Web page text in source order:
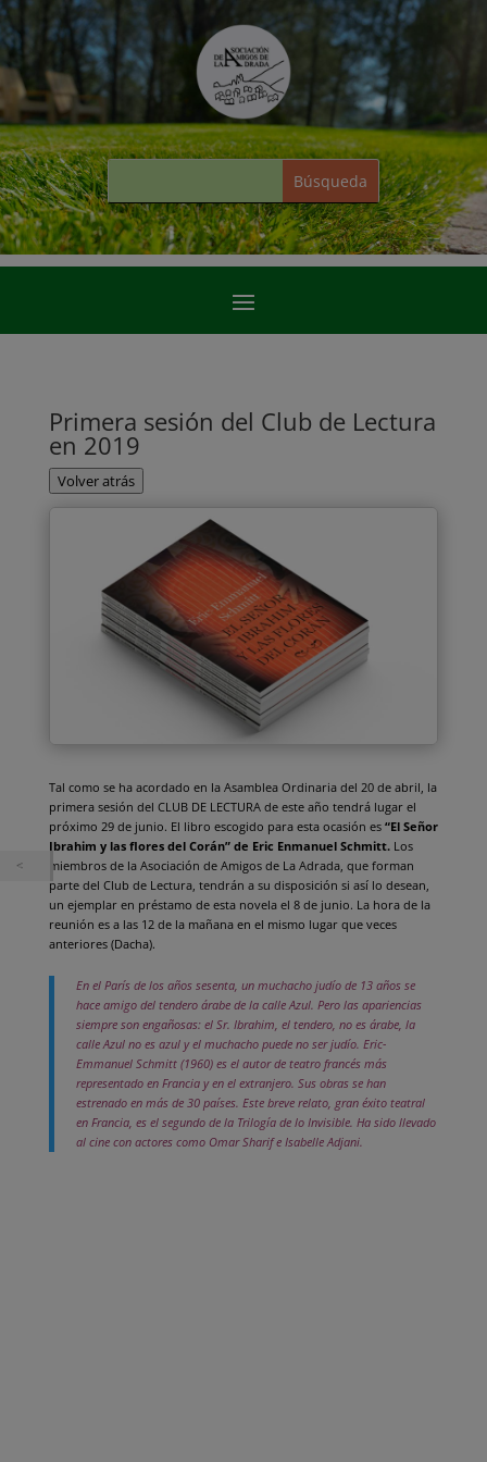
Primera sesión del Club de Lectura
en 2019
Volver atrás
Tal como se ha acordado en la Asamblea Ordinaria del 20 de abril, la
primera sesión del CLUB DE LECTURA de este año tendrá lugar el
próximo 29 de junio. El libro escogido para esta ocasión es “El Señor
Ibrahim y las flores del Corán” de Eric Enmanuel Schmitt. Los
miembros de la Asociación de Amigos de La Adrada, que forman
parte del Club de Lectura, tendrán a su disposición si así lo desean,
un ejemplar en préstamo de esta novela el 8 de junio. La hora de la
reunión es a las 12 de la mañana en el mismo lugar que veces
anteriores (Dacha).
En el París de los años sesenta, un muchacho judío de 13 años se
hace amigo del tendero árabe de la calle Azul. Pero las apariencias
siempre son engañosas: el Sr. Ibrahim, el tendero, no es árabe, la
calle Azul no es azul y el muchacho puede no ser judío. Eric-
Emmanuel Schmitt (1960) es el autor de teatro francés más
representado en Francia y en el extranjero. Sus obras se han
estrenado en más de 30 países. Este breve relato, gran éxito teatral
en Francia, es el segundo de la Trilogía de lo Invisible. Ha sido llevado
al cine con actores como Omar Sharif e Isabelle Adjani.